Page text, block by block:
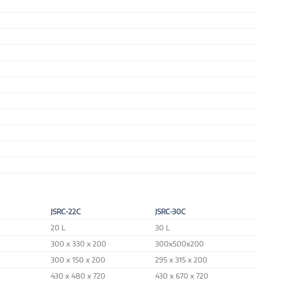
JSRC-22C
JSRC-30C
20 L
30 L
300 x 330 x 200
300x500x200
300 x 150 x 200
295 x 315 x 200
430 x 480 x 720
430 x 670 x 720